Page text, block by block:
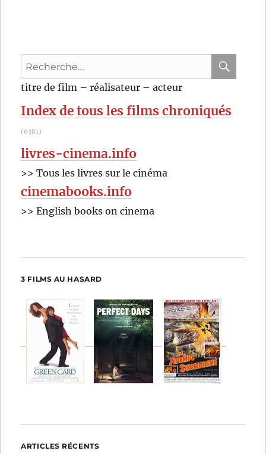
Recherche
pour
titre de film – réalisateur – acteur
Index de tous les films chroniqués
(6381)
livres-cinema.info
>> Tous les livres sur le cinéma
cinemabooks.info
>> English books on cinema
3 FILMS AU HASARD
ARTICLES RÉCENTS